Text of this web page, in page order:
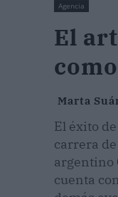
Agencia
El
Marta
El éxito
carrera
argentino
cuenta